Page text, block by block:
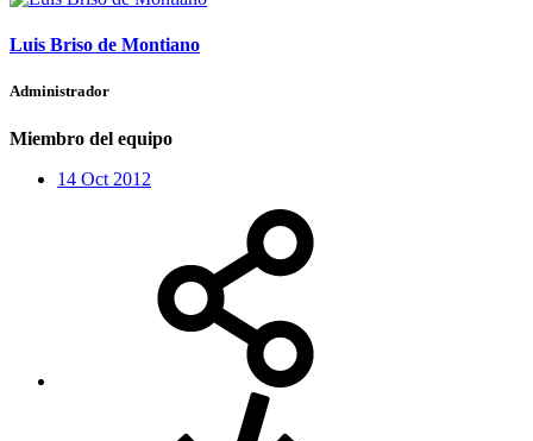
Luis Briso de Montiano
Administrador
Miembro del equipo
14 Oct 2012